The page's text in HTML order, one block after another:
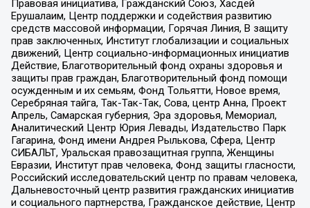
Правовая инициатива, Гражданский Союз, Хасдей
Ерушалаим, Центр поддержки и содействия развитию
средств массовой информации, Горячая Линия, В защиту
прав заключенных, Институт глобализации и социальных
движений, Центр социально-информационных инициатив
Действие, Благотворительный фонд охраны здоровья и
защиты прав граждан, Благотворительный фонд помощи
осужденным и их семьям, Фонд Тольятти, Новое время,
Серебряная тайга, Так-Так-Так, Сова, центр Анна, Проект
Апрель, Самарская губерния, Эра здоровья, Мемориал,
Аналитический Центр Юрия Левады, Издательство Парк
Гагарина, Фонд имени Андрея Рылькова, Сфера, Центр
СИБАЛЬТ, Уральская правозащитная группа, Женщины
Евразии, Институт прав человека, Фонд защиты гласности,
Российский исследовательский центр по правам человека,
Дальневосточный центр развития гражданских инициатив
и социального партнерства, Гражданское действие, Центр